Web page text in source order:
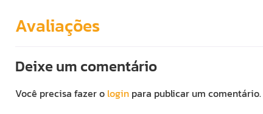
Avaliações
Deixe um comentário
Você precisa fazer o login para publicar um comentário.